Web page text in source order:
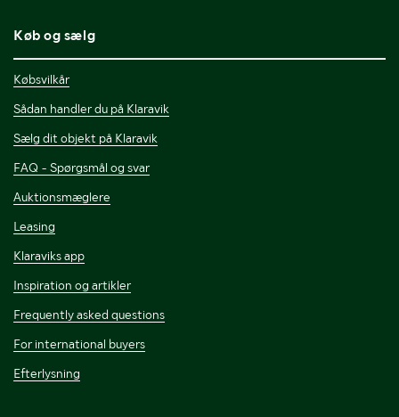
Køb og sælg
Købsvilkår
Sådan handler du på Klaravik
Sælg dit objekt på Klaravik
FAQ - Spørgsmål og svar
Auktionsmæglere
Leasing
Klaraviks app
Inspiration og artikler
Frequently asked questions
For international buyers
Efterlysning